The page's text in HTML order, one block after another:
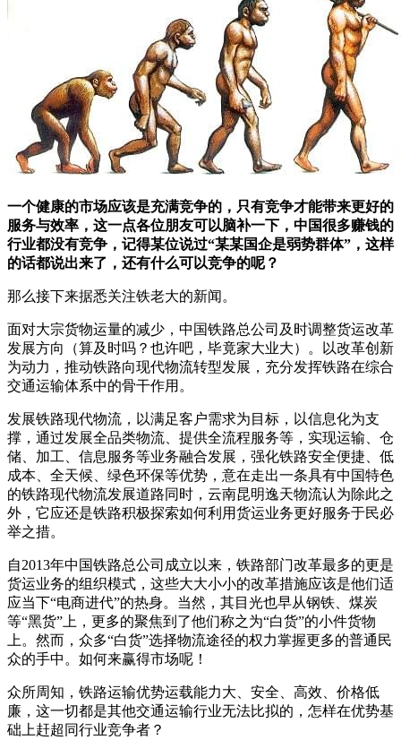
一个健康的市场应该是充满竞争的，只有竞争才能带来更好的
服务与效率，这一点各位朋友可以脑补一下，中国很多赚钱的
行业都没有竞争，记得某位说过“某某国企是弱势群体”，这样
的话都说出来了，还有什么可以竞争的呢？
那么接下来据悉关注铁老大的新闻。
面对大宗货物运量的减少，中国铁路总公司及时调整货运改革
发展方向（算及时吗？也许吧，毕竟家大业大）。以改革创新
为动力，推动铁路向现代物流转型发展，充分发挥铁路在综合
交通运输体系中的骨干作用。
发展铁路现代物流，以满足客户需求为目标，以信息化为支
撑，通过发展全品类物流、提供全流程服务等，实现运输、仓
储、加工、信息服务等业务融合发展，强化铁路安全便捷、低
成本、全天候、绿色环保等优势，意在走出一条具有中国特色
的铁路现代物流发展道路同时，云南昆明逸天物流认为除此之
外，它应还是铁路积极探索如何利用货运业务更好服务于民必
举之措。
自2013年中国铁路总公司成立以来，铁路部门改革最多的更是
货运业务的组织模式，这些大大小小的改革措施应该是他们适
应当下“电商进代”的热身。当然，其目光也早从钢铁、煤炭
等“黑货”上，更多的聚焦到了他们称之为“白货”的小件货物
上。然而，众多“白货”选择物流途径的权力掌握更多的普通民
众的手中。如何来赢得市场呢！
众所周知，铁路运输优势运载能力大、安全、高效、价格低
廉，这一切都是其他交通运输行业无法比拟的，怎样在优势基
础上赶超同行业竞争者？